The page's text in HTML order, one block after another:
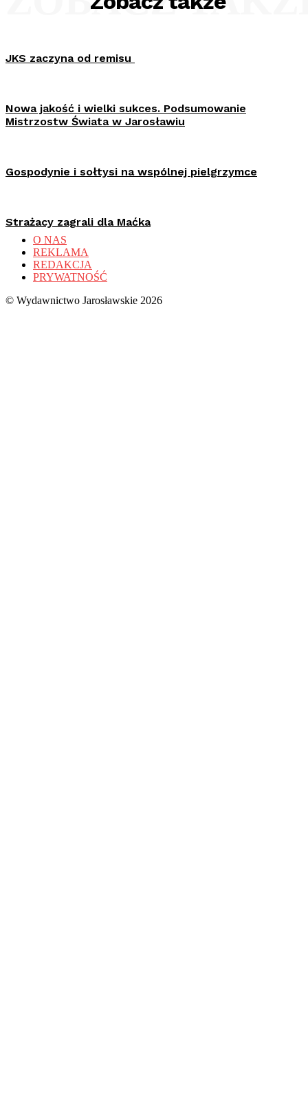
JKS zaczyna od remisu
Nowa jakość i wielki sukces. Podsumowanie
Mistrzostw Świata w Jarosławiu
Gospodynie i sołtysi na wspólnej pielgrzymce
Strażacy zagrali dla Maćka
O NAS
REKLAMA
REDAKCJA
PRYWATNOŚĆ
© Wydawnictwo Jarosławskie 2026